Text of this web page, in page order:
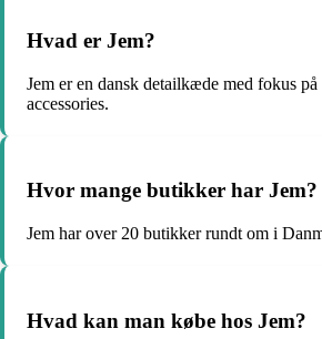
Hvad er Jem?
Jem er en dansk detailkæde med fokus
accessories.
Hvor mange butikker har Jem?
Jem har over 20 butikker rundt om i
Hvad kan man købe hos Jem?